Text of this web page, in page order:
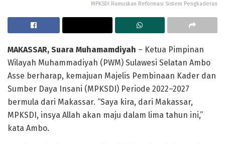
MPKSDI Rumuskan Reformasi Sistem Pengkaderan
MAKASSAR, Suara Muhamamdiyah – Ketua Pimpinan
Wilayah Muhammadiyah (PWM) Sulawesi Selatan Ambo
Asse berharap, kemajuan Majelis Pembinaan Kader dan
Sumber Daya Insani (MPKSDI) Periode 2022–2027
bermula dari Makassar. “Saya kira, dari Makassar,
MPKSDI, insya Allah akan maju dalam lima tahun ini,”
kata Ambo.